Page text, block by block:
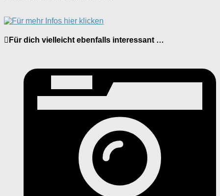
Für dich vielleicht ebenfalls interessant …